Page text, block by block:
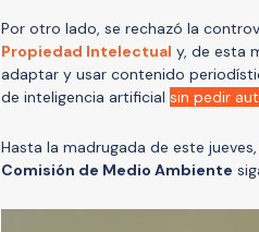
Por otro lado, se rechazó la
Propiedad Intelectual y, de esta
adaptar y usar contenido
de inteligencia artificial sin pedir
Hasta la madrugada de este
Comisión de Medio Ambiente